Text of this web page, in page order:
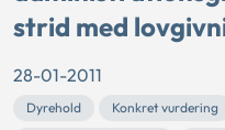
strid med
28-01-2011
Dyrehold Konkret vurdering